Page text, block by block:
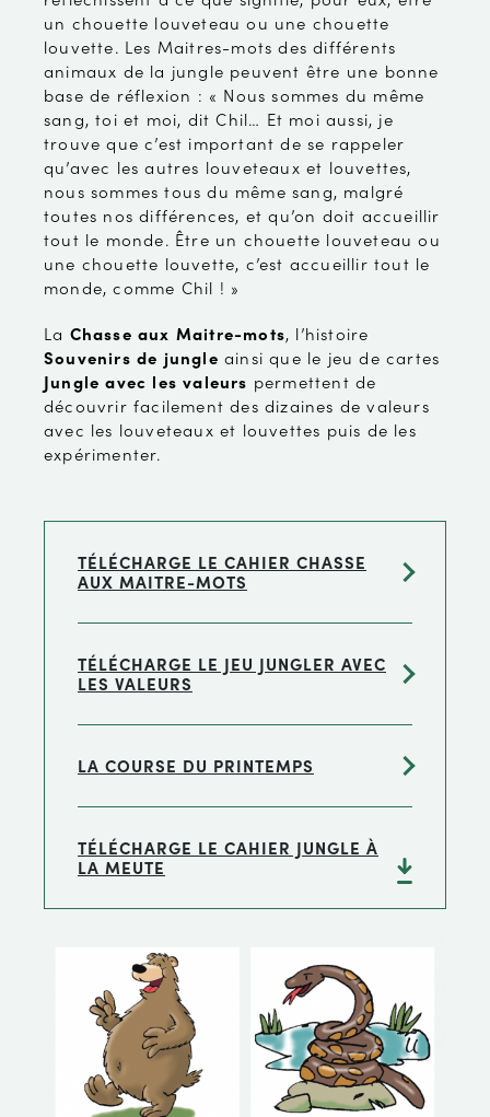
un chouette louveteau ou une chouette
louvette. Les Maitres-mots des différents
animaux de la jungle peuvent être une bonne
base de réflexion : « Nous sommes du même
sang, toi et moi, dit Chil… Et moi aussi, je
trouve que c’est important de se rappeler
qu’avec les autres louveteaux et louvettes,
nous sommes tous du même sang, malgré
toutes nos différences, et qu’on doit accueillir
tout le monde. Être un chouette louveteau ou
une chouette louvette, c’est accueillir tout le
monde, comme Chil ! »
La Chasse aux Maitre-mots, l’histoire
Souvenirs de jungle ainsi que le jeu de cartes
Jungle avec les valeurs permettent de
découvrir facilement des dizaines de valeurs
avec les louveteaux et louvettes puis de les
expérimenter.
TÉLÉCHARGE LE CAHIER CHASSE
AUX MAITRE-MOTS
TÉLÉCHARGE LE JEU JUNGLER AVEC
LES VALEURS
LA COURSE DU PRINTEMPS
TÉLÉCHARGE LE CAHIER JUNGLE À
LA MEUTE